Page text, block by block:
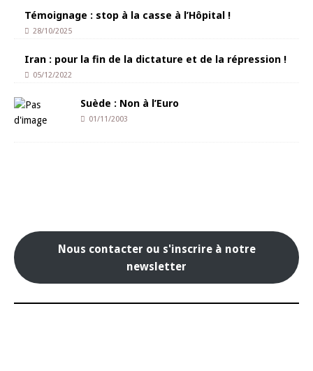
Témoignage : stop à la casse à l’Hôpital !
28/10/2025
Iran : pour la fin de la dictature et de la répression !
05/12/2022
Suède : Non à l’Euro
01/11/2003
Nous contacter ou s'inscrire à notre
newsletter